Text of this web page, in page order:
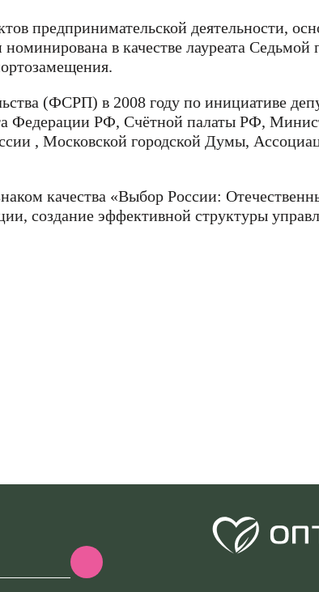
предпринимательской деятельности,
в качестве лауреата Седьмой
(ФСРП) в 2008 году по инициативе
Федерации РФ, Счётной палаты РФ,
, Московской городской Думы,
качества «Выбор России:
создание эффективной структуры